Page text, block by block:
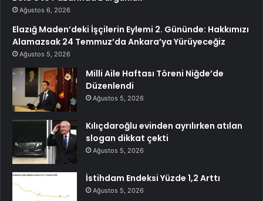
Ağustos 6, 2026
Elazığ Maden’deki İşçilerin Eylemi 2. Gününde: Hakkımızı
Alamazsak 24 Temmuz’da Ankara’ya Yürüyeceğiz
Ağustos 5, 2026
Milli Aile Haftası Töreni Niğde’de
Düzenlendi
Ağustos 5, 2026
Kılıçdaroğlu evinden ayrılırken atılan
slogan dikkat çekti
Ağustos 5, 2026
İstihdam Endeksi Yüzde 1,2 Arttı
Ağustos 5, 2026